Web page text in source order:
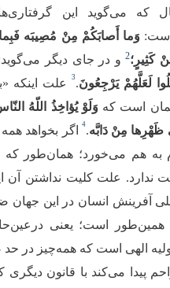
که می‌گوید این
است:وَما أَصابَكُمْ مِنْ مُصِیبَه
كَثِیرٍ؛2 و در جای دیگر
لَعَلَّهُمْ یَرْجِعُونَ.
3
علت اینكه
است كهوَلَوْ یُؤاخِذُ اللّهُ
مِنْ دَابَّه.
4
اگر بخواهد
به هم می‌خورد؛ همان‌طور كه
ندارد. علت كلیت نداشتن آن
آفرینش انسان در این جهان
همین‌طور است؛ یعنی
الهی است كه همه‌چیز در حد
پیدا می‌كند با قانون